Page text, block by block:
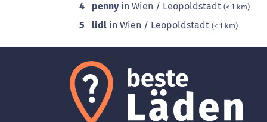
4 pennyin Wien / Leopoldstadt (< 1 km)
5 lidl in Wien / Leopoldstadt (< 1 km)